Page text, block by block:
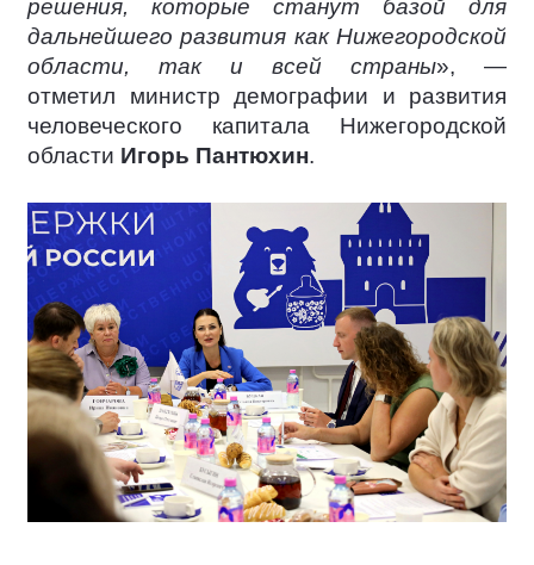
решения, которые станут базой для
дальнейшего развития как Нижегородской
области, так и всей страны», —
отметил министр демографии и развития
человеческого капитала Нижегородской
области Игорь Пантюхин.